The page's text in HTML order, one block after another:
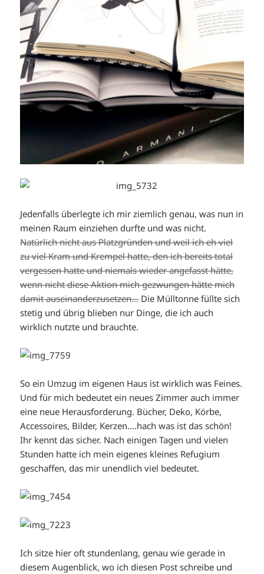
Jedenfalls überlegte ich mir ziemlich genau, was nun in
meinen Raum einziehen durfte und was nicht.
Natürlich nicht aus Platzgründen und weil ich eh viel
zu viel Kram und Krempel hatte, den ich bereits total
vergessen hatte und niemals wieder angefasst hätte,
wenn nicht diese Aktion mich gezwungen hätte mich
damit auseinanderzusetzen…Die Mülltonne füllte sich
stetig und übrig blieben nur Dinge, die ich auch
wirklich nutzte und brauchte.
So ein Umzug im eigenen Haus ist wirklich was Feines.
Und für mich bedeutet ein neues Zimmer auch immer
eine neue Herausforderung. Bücher, Deko, Körbe,
Accessoires, Bilder, Kerzen….hach was ist das schön!
Ihr kennt das sicher. Nach einigen Tagen und vielen
Stunden hatte ich mein eigenes kleines Refugium
geschaffen, das mir unendlich viel bedeutet.
Ich sitze hier oft stundenlang, genau wie gerade in
diesem Augenblick, wo ich diesen Post schreibe und